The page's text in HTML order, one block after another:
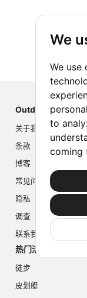
We
We use
to
coming
Outdoor Index
关于我们
条款
博客
常见问题
隐私
调查
联系我们
热门活动
徒步
皮划艇